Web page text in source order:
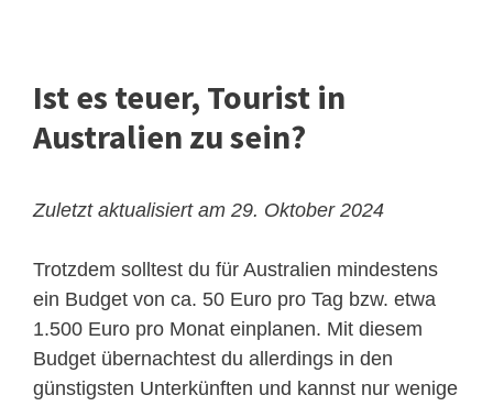
Ist es teuer, Tourist in
Australien zu sein?
Zuletzt aktualisiert am 29. Oktober 2024
Trotzdem solltest du für Australien mindestens
ein Budget von ca. 50 Euro pro Tag bzw. etwa
1.500 Euro pro Monat einplanen. Mit diesem
Budget übernachtest du allerdings in den
günstigsten Unterkünften und kannst nur wenige